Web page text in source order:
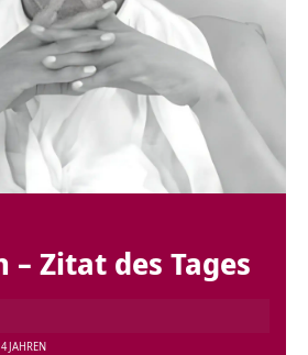
Zitat des Tages
JAHREN